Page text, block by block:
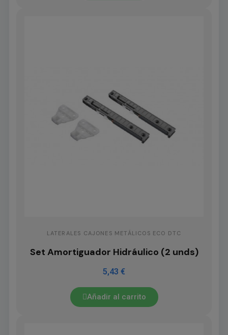
LATERALES CAJONES METÁLICOS ECO DTC
Set Amortiguador Hidráulico (2 unds)
5,43 €
Añadir al carrito